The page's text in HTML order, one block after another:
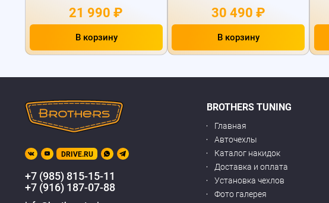
21 990 ₽
В корзину
30 490 ₽
В корзину
DRIVE.RU
+7 (985) 815-15-11
+7 (916) 187-07-88
BROTHERS TUNING
Главная
Авточехлы
Каталог накидок
Доставка и оплата
Установка чехлов
Фото галерея